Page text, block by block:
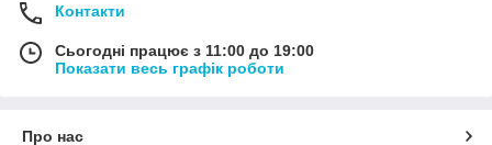
Контакти
Сьогодні працює з 11:00 до 19:00
Показати весь графік роботи
Про нас